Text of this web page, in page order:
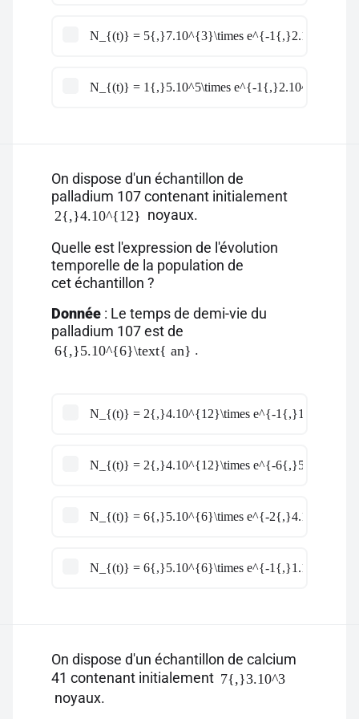
N_{(t)} = 5{,}7.10^{3}\times e^{-1{,}2.10^{-
N_{(t)} = 1{,}5.10^5\times e^{-1{,}2.10^{-
On dispose d'un échantillon de
palladium 107 contenant initialement
2{,}4.10^{12} noyaux.
Quelle est l'expression de l'évolution
temporelle de la population de
cet échantillon ?
Donnée : Le temps de demi-vie du
palladium 107 est de
6{,}5.10^{6}\text{ an} .
N_{(t)} = 2{,}4.10^{12}\times e^{-1{,}1.10^{-
N_{(t)} = 2{,}4.10^{12}\times e^{-
N_{(t)} = 6{,}5.10^{6}\times e^{-
N_{(t)} = 6{,}5.10^{6}\times e^{-1{,}1.10^{-
On dispose d'un échantillon de calcium
41 contenant initialement 7{,}3.10^3
noyaux.